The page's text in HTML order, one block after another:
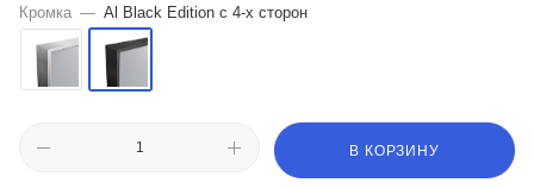
Кромка — Al Black Edition с 4-х сторон
В КОРЗИНУ